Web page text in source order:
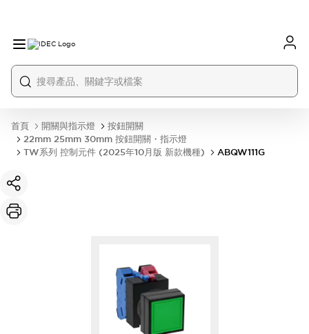
首頁 開關與指示燈
按鈕開關
22mm 25mm 30mm 按鈕開關・指示燈
TW系列 控制元件 (2025年10月版 新款機種)
ABQW111G